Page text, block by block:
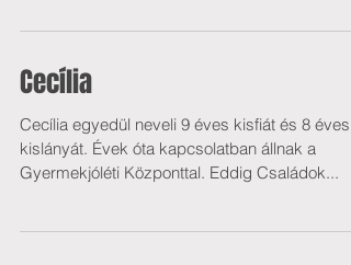
Cecília
Cecília egyedül neveli 9 éves kisfiát és 8 éves
kislányát. Évek óta kapcsolatban állnak a
Gyermekjóléti Központtal. Eddig Családok...